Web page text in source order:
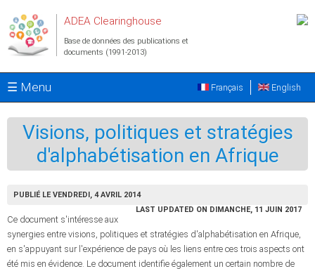
ADEA Clearinghouse
Base de données des publications et
documents (1991-2013)
☰ Menu English
Français
Visions, politiques et stratégies
d'alphabétisation en Afrique
PUBLIÉ LE VENDREDI, 4 AVRIL 2014
LAST UPDATED ON DIMANCHE, 11 JUIN 2017
Ce document s'intéresse aux
synergies entre visions, politiques et stratégies d'alphabétisation en Afrique,
en s'appuyant sur l'expérience de pays où les liens entre ces trois aspects ont
été mis en évidence. Le document identifie également un certain nombre de